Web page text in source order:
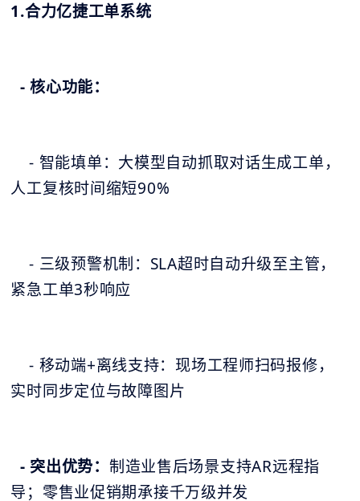
1.合力亿捷工单系统
- 核心功能：
- 智能填单：大模型自动抓取对话生成工单，
人工复核时间缩短90%
- 三级预警机制：SLA超时自动升级至主管，
紧急工单3秒响应
- 移动端+离线支持：现场工程师扫码报修，
实时同步定位与故障图片
- 突出优势： 制造业售后场景支持AR远程指
导；零售业促销期承接千万级并发